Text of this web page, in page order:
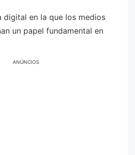
digital en la que los medios
un papel fundamental en
ANÚNCIOS